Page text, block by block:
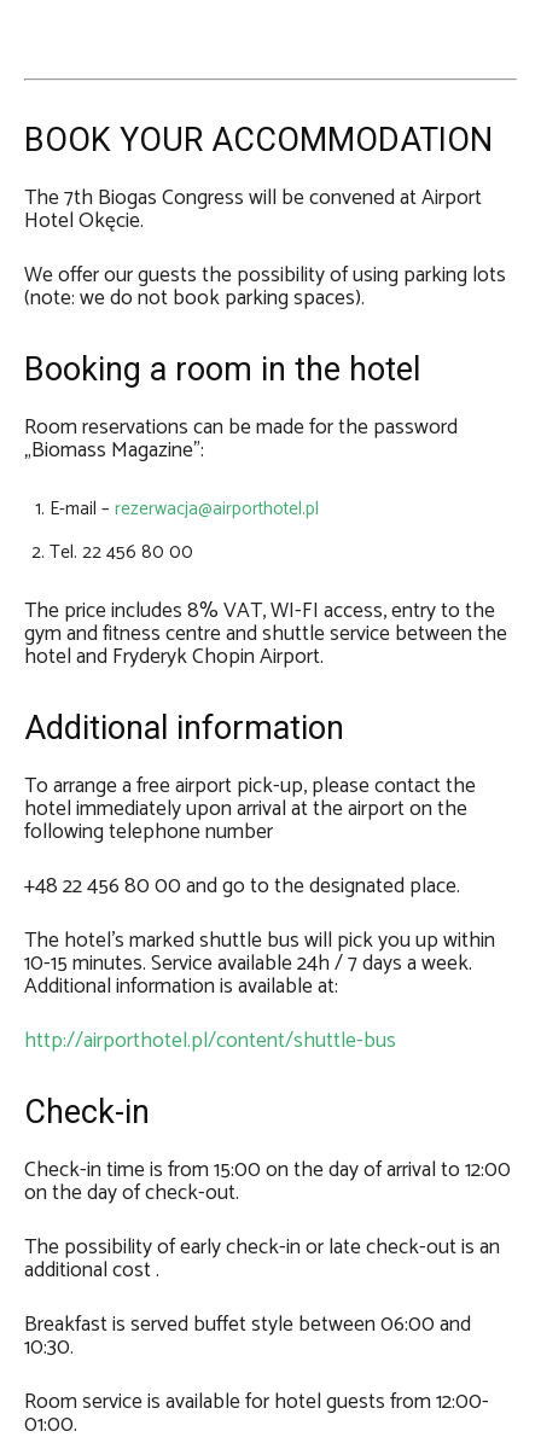
BOOK YOUR ACCOMMODATION
The 7th Biogas Congress will be convened at Airport
Hotel Okęcie.
We offer our guests the possibility of using parking lots
(note: we do not book parking spaces).
Booking a room in the hotel
Room reservations can be made for the password
„Biomass Magazine”:
E-mail – rezerwacja@airporthotel.pl
Tel. 22 456 80 00
The price includes 8% VAT, WI-FI access, entry to the
gym and fitness centre and shuttle service between the
hotel and Fryderyk Chopin Airport.
Additional information
To arrange a free airport pick-up, please contact the
hotel immediately upon arrival at the airport on the
following telephone number
+48 22 456 80 00 and go to the designated place.
The hotel’s marked shuttle bus will pick you up within
10-15 minutes. Service available 24h / 7 days a week.
Additional information is available at:
http://airporthotel.pl/content/shuttle-bus
Check-in
Check-in time is from 15:00 on the day of arrival to 12:00
on the day of check-out.
The possibility of early check-in or late check-out is an
additional cost .
Breakfast is served buffet style between 06:00 and
10:30.
Room service is available for hotel guests from 12:00-
01:00.